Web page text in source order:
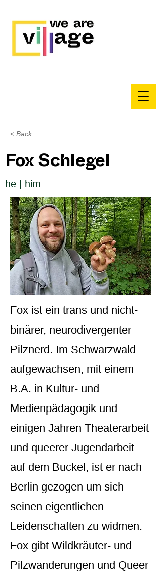
< Back
Fox Schlegel
he | him
Fox ist ein trans und nicht-
binärer, neurodivergenter
Pilznerd. Im Schwarzwald
aufgewachsen, mit einem
B.A. in Kultur- und
Medienpädagogik und
einigen Jahren Theaterarbeit
und queerer Jugendarbeit
auf dem Buckel, ist er nach
Berlin gezogen um sich
seinen eigentlichen
Leidenschaften zu widmen.
Fox gibt Wildkräuter- und
Pilzwanderungen und Queer